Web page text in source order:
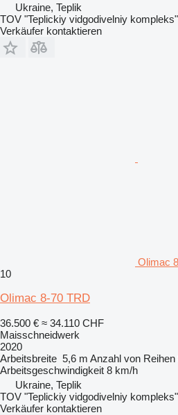
Ukraine, Teplik
TOV "Teplickiy vidgodivelniy kompleks"
Verkäufer kontaktieren
Olimac
10
Olimac 8-70 TRD
36.500 € ≈ 34.110 CHF
Maisschneidwerk
2020
Arbeitsbreite 5,6 m Anzahl von Reihen
Arbeitsgeschwindigkeit 8 km/h
Ukraine, Teplik
TOV "Teplickiy vidgodivelniy kompleks"
Verkäufer kontaktieren